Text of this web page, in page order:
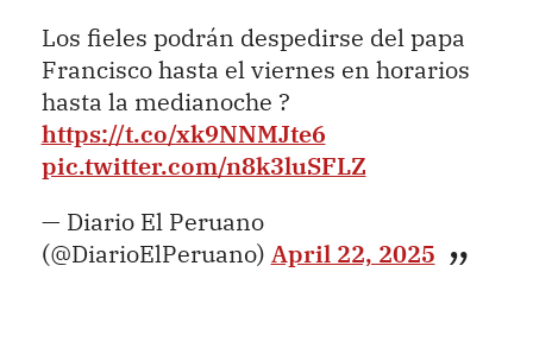
Los fieles podrán despedirse del papa
Francisco hasta el viernes en horarios
hasta la medianoche ?
https://t.co/xk9NNMJte6
pic.twitter.com/n8k3luSFLZ
— Diario El Peruano
(@DiarioElPeruano) April 22, 2025